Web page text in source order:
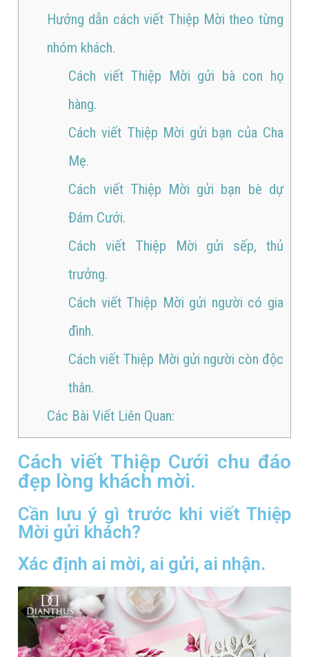
Hướng dẫn cách viết Thiệp Mời theo từng
nhóm khách.
Cách viết Thiệp Mời gửi bà con họ
hàng.
Cách viết Thiệp Mời gửi bạn của Cha
Mẹ.
Cách viết Thiệp Mời gửi bạn bè dự
Đám Cưới.
Cách viết Thiệp Mời gửi sếp, thủ
trưởng.
Cách viết Thiệp Mời gửi người có gia
đình.
Cách viết Thiệp Mời gửi người còn độc
thân.
Các Bài Viết Liên Quan:
Cách viết Thiệp Cưới chu đáo
đẹp lòng khách mời.
Cần lưu ý gì trước khi viết Thiệp
Mời gửi khách?
Xác định ai mời, ai gửi, ai nhận.